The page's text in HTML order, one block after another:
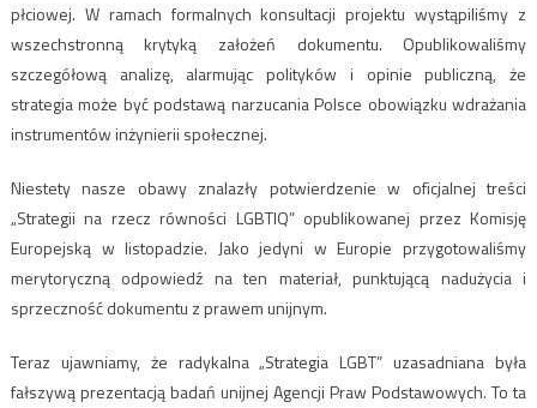
płciowej. W ramach formalnych konsultacji projektu wystąpiliśmy z
wszechstronną krytyką założeń dokumentu. Opublikowaliśmy
szczegółową analizę, alarmując polityków i opinie publiczną, że
strategia może być podstawą narzucania Polsce obowiązku wdrażania
instrumentów inżynierii społecznej.
Niestety nasze obawy znalazły potwierdzenie w oficjalnej treści
„Strategii na rzecz równości LGBTIQ” opublikowanej przez Komisję
Europejską w listopadzie. Jako jedyni w Europie przygotowaliśmy
merytoryczną odpowiedź na ten materiał, punktującą nadużycia i
sprzeczność dokumentu z prawem unijnym.
Teraz ujawniamy, że radykalna „Strategia LGBT” uzasadniana była
fałszywą prezentacją badań unijnej Agencji Praw Podstawowych. To ta